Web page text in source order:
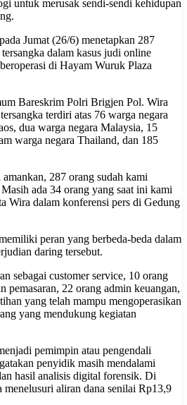
untuk merusak sendi-sendi kehidupan
Jumat (26/6) menetapkan 287
dalam kasus judi online
di Hayam Wuruk Plaza
Bareskrim Polri Brigjen Pol. Wira
terdiri atas 76 warga negara
dua warga negara Malaysia, 15
warga negara Thailand, dan 185
287 orang sudah kami
ada 34 orang yang saat ini kami
Wira dalam konferensi pers di Gedung
peran yang berbeda-beda dalam
daring tersebut.
sebagai customer service, 10 orang
pemasaran, 22 orang admin keuangan,
yang telah mampu mengoperasikan
yang mendukung kegiatan
pemimpin atau pengendali
penyidik masih mendalami
hasil analisis digital forensik. Di
aliran dana senilai Rp13,9